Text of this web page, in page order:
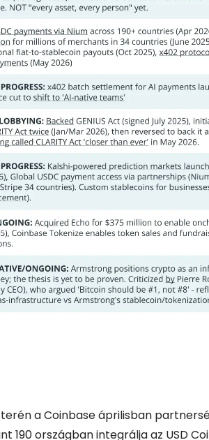
terén a Coinbase áprilisban
190 országban integrálja az USD